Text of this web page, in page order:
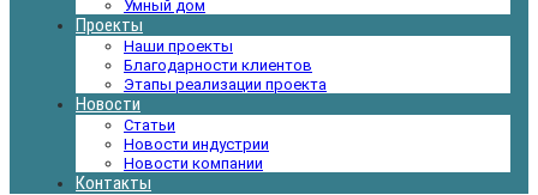
Умный дом
Проекты
Наши проекты
Благодарности клиентов
Этапы реализации проекта
Новости
Статьи
Новости индустрии
Новости компании
Контакты